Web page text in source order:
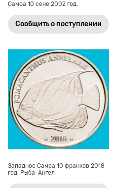
Самоа 10 сене 2002 год.
Сообщить о поступлении
Западное Самоа 10 франков 2018
год. Рыба-Ангел